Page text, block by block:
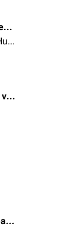
Adrian Ewald Dernbach
Student/in der Humanmedizin
Georg Graf von Westphalen
Dr. med. Linnea Mathies